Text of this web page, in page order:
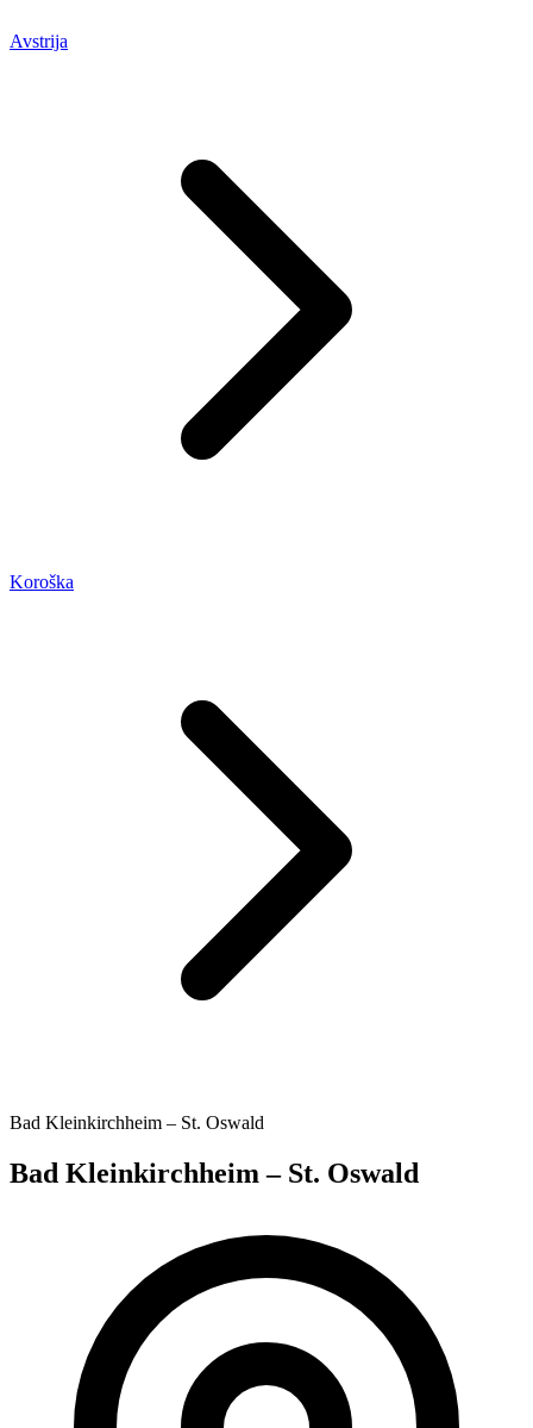
Avstrija
Koroška
Bad Kleinkirchheim – St. Oswald
Bad Kleinkirchheim – St. Oswald